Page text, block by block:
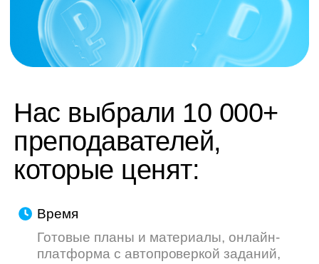
труду — мы делаем всё, чтобы ваш опыт
был приятнее